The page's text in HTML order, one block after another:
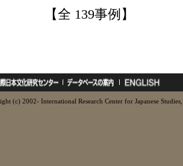
【全 139事例】
(c) 2002- International Research Center for Japanese